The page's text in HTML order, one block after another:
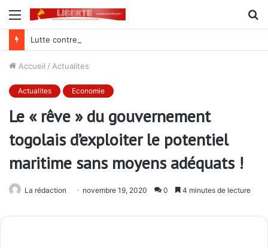
Menu
Accueil / Actualites
Actualites Economie
Le « rêve » du gouvernement
togolais d’exploiter le potentiel
maritime sans moyens adéquats !
La rédaction novembre 19, 2020 0 4 minutes de lecture